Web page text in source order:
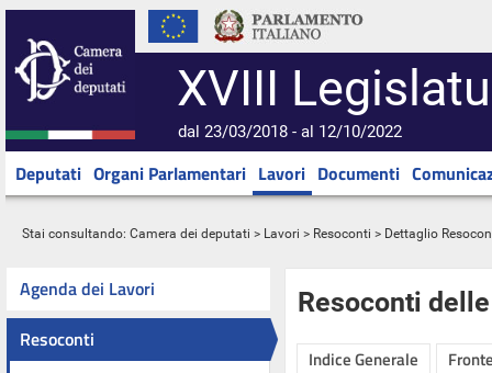
XVIII
dal 23/03/2018 - al 12/10/2022
Deputati Organi Parlamentari Lavori Documenti
Stai consultando: Camera dei deputati > Lavori > Resoconti > Dettaglio
Agenda dei Lavori
Resoconti
Resoconti
Indice Generale